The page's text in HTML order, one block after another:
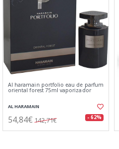
Al haramain portfolio eau de parfum
oriental forest 75ml vaporizador
AL HARAMAIN
54,84€ 142,71€ - 62%